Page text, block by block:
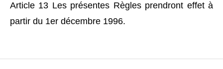
Article 13 Les présentes Règles prendront effet à
partir du 1er décembre 1996.